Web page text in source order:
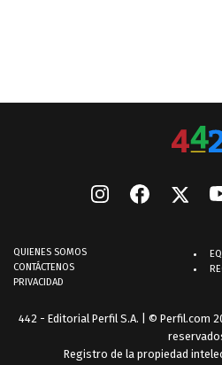
QUIENES SOMOS
CONTÁCTENOS
PRIVACIDAD
442 - Editorial Perfil S.A. | © Perfil.com
Registro de la propiedad